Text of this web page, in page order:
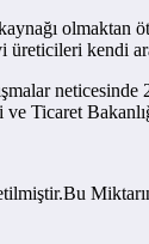
kendi
neticesinde
Ticaret